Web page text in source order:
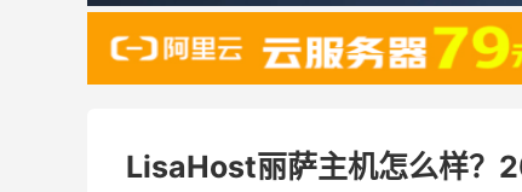
LisaHost丽萨主机怎么样？